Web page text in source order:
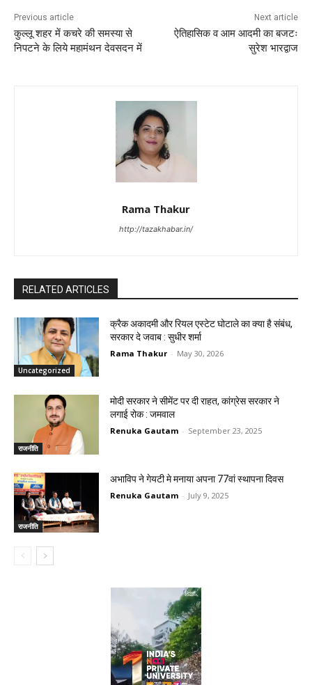
Previous article
कुल्लू शहर में कचरे की समस्या से
निपटने के लिये महामंथन देवसदन में
Next article
ऐतिहासिक व आम आदमी का बजटः
सुरेश भारद्वाज
Rama Thakur
http://tazakhabar.in/
RELATED ARTICLES
Uncategorized
क्रैक अकादमी और रियल एस्टेट घोटाले का क्या है संबंध,
सरकार दे जवाब : सुधीर शर्मा
Rama Thakur - May 30, 2026
राजनीति
मोदी सरकार ने सीमेंट पर दी राहत, कांग्रेस सरकार ने
लगाई रोक : जमवाल
Renuka Gautam - September 23, 2025
राजनीति
अभाविप ने गेयटी मे मनाया अपना 77वां स्थापना दिवस
Renuka Gautam - July 9, 2025